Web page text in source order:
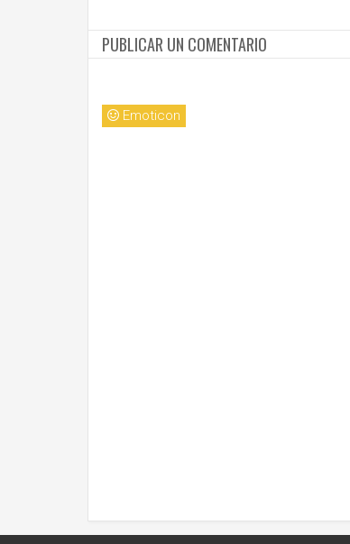
PUBLICAR UN COMENTARIO
Emoticon